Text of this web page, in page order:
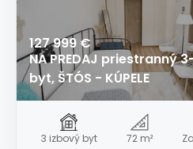
127 999 €
NA PREDAJ priestranný
byt, ŠTÓS - KÚPELE
3 izbový byt 72 m²